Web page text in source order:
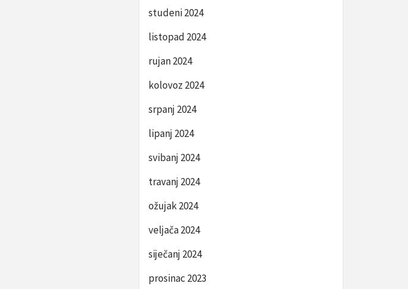
studeni 2024
listopad 2024
rujan 2024
kolovoz 2024
srpanj 2024
lipanj 2024
svibanj 2024
travanj 2024
ožujak 2024
veljača 2024
siječanj 2024
prosinac 2023